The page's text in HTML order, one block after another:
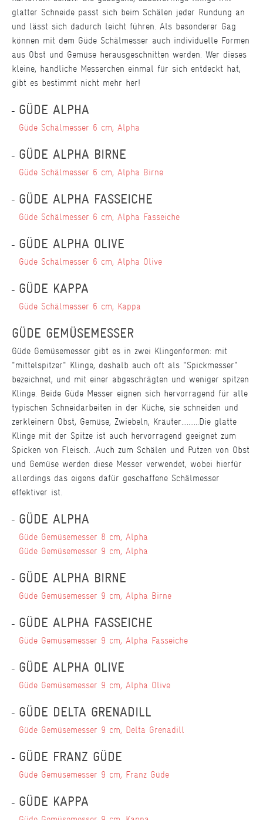
glatter Schneide passt sich beim Schälen jeder Rundung an
und lässt sich dadurch leicht führen. Als besonderer Gag
können mit dem Güde Schälmesser auch individuelle Formen
aus Obst und Gemüse herausgeschnitten werden. Wer dieses
kleine, handliche Messerchen einmal für sich entdeckt hat,
gibt es bestimmt nicht mehr her!
GÜDE ALPHA
Güde Schälmesser 6 cm, Alpha
GÜDE ALPHA BIRNE
Güde Schälmesser 6 cm, Alpha Birne
GÜDE ALPHA FASSEICHE
Güde Schälmesser 6 cm, Alpha Fasseiche
GÜDE ALPHA OLIVE
Güde Schälmesser 6 cm, Alpha Olive
GÜDE KAPPA
Güde Schälmesser 6 cm, Kappa
GÜDE GEMÜSEMESSER
Güde Gemüsemesser gibt es in zwei Klingenformen: mit
"mittelspitzer" Klinge, deshalb auch oft als "Spickmesser"
bezeichnet, und mit einer abgeschrägten und weniger spitzen
Klinge. Beide Güde Messer eignen sich hervorragend für alle
typischen Schneidarbeiten in der Küche, sie schneiden und
zerkleinern Obst, Gemüse, Zwiebeln, Kräuter..........Die glatte
Klinge mit der Spitze ist auch hervorragend geeignet zum
Spicken von Fleisch. .Auch zum Schälen und Putzen von Obst
und Gemüse werden diese Messer verwendet, wobei hierfür
allerdings das eigens dafür geschaffene Schälmesser
effektiver ist.
GÜDE ALPHA
Güde Gemüsemesser 8 cm, Alpha
Güde Gemüsemesser 9 cm, Alpha
GÜDE ALPHA BIRNE
Güde Gemüsemesser 9 cm, Alpha Birne
GÜDE ALPHA FASSEICHE
Güde Gemüsemesser 9 cm, Alpha Fasseiche
GÜDE ALPHA OLIVE
Güde Gemüsemesser 9 cm, Alpha Olive
GÜDE DELTA GRENADILL
Güde Gemüsemesser 9 cm, Delta Grenadill
GÜDE FRANZ GÜDE
Güde Gemüsemesser 9 cm, Franz Güde
GÜDE KAPPA